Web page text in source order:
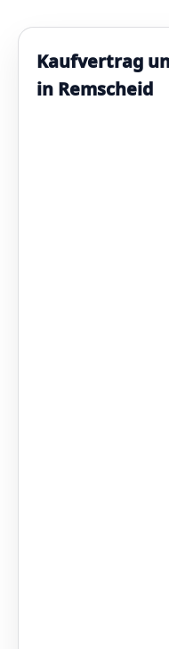
Kaufvertrag
in Remscheid